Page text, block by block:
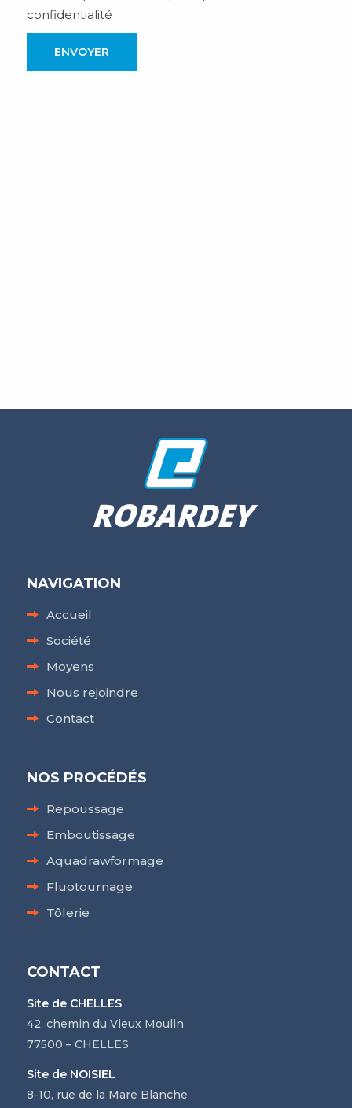
confidentialité
NAVIGATION
Accueil
Société
Moyens
Nous rejoindre
Contact
NOS PROCÉDÉS
Repoussage
Emboutissage
Aquadrawformage
Fluotournage
Tôlerie
CONTACT
Site de CHELLES
42, chemin du Vieux Moulin
77500 – CHELLES
Site de NOISIEL
8-10, rue de la Mare Blanche